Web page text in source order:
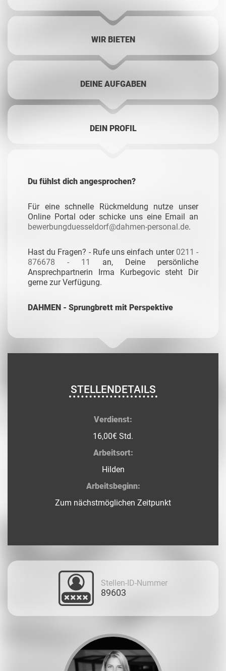
WIR BIETEN
DEINE AUFGABEN
DEIN PROFIL
Du fühlst dich angesprochen?
Für eine schnelle Rückmeldung nutze unser
Online Portal oder schicke uns eine Email an
bewerbungduesseldorf@dahmen-personal.de.
Hast du Fragen? - Rufe uns einfach unter 0211 -
876678 - 11
an, Deine persönliche
Ansprechpartnerin Irma Kurbegovic steht Dir
gerne zur Verfügung.
DAHMEN - Sprungbrett mit Perspektive
STELLENDETAILS
Verdienst:
16,00€ Std.
Arbeitsort:
Hilden
Arbeitsbeginn:
Zum nächstmöglichen Zeitpunkt
Stellen-ID-Nummer
89603